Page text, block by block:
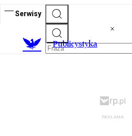
Serwisy
Publicystyka